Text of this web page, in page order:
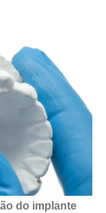
do implante